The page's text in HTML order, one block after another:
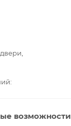
возможности